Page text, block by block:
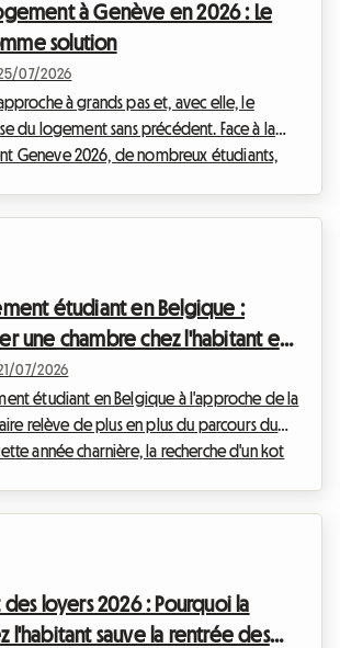
de près cette si...
à Genève en 2026 : Le
solution
07/2026
à grands pas et, avec elle, le
du logement sans précédent. Face à la
Geneve 2026, de nombreux étudiants,
Chez Roomlala, nous observons c...
étudiant en Belgique :
une chambre chez l'habitant est
la rentrée 2026
07/2026
étudiant en Belgique à l'approche de la
relève de plus en plus du parcours du
année charnière, la recherche d'un kot
le dro...
loyers 2026 : Pourquoi la
l'habitant sauve la rentrée des